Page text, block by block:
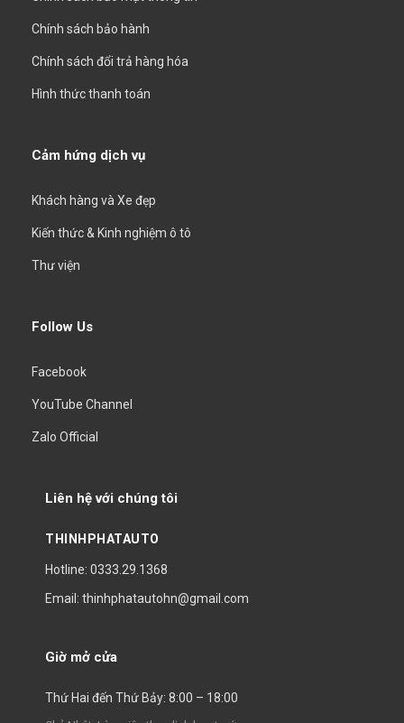
Chính sách bảo hành
Chính sách đổi trả hàng hóa
Hình thức thanh toán
Cảm hứng dịch vụ
Khách hàng và Xe đẹp
Kiến thức & Kinh nghiệm ô tô
Thư viện
Follow Us
Facebook
YouTube Channel
Zalo Official
Liên hệ với chúng tôi
THINHPHATAUTO
Hotline: 0333.29.1368
Email: thinhphatautohn@gmail.com
Giờ mở cửa
Thứ Hai đến Thứ Bảy: 8:00 – 18:00